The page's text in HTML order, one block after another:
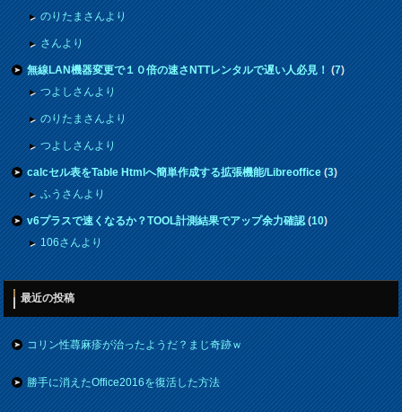
のりたまさんより
さんより
無線LAN機器変更で１０倍の速さNTTレンタルで遅い人必見！(7)
つよしさんより
のりたまさんより
つよしさんより
calcセル表をTable Htmlへ簡単作成する拡張機能/Libreoffice(3)
ふうさんより
v6プラスで速くなるか？TOOL計測結果でアップ余力確認(10)
106さんより
最近の投稿
コリン性蕁麻疹が治ったようだ？まじ奇跡ｗ
勝手に消えたOffice2016を復活した方法